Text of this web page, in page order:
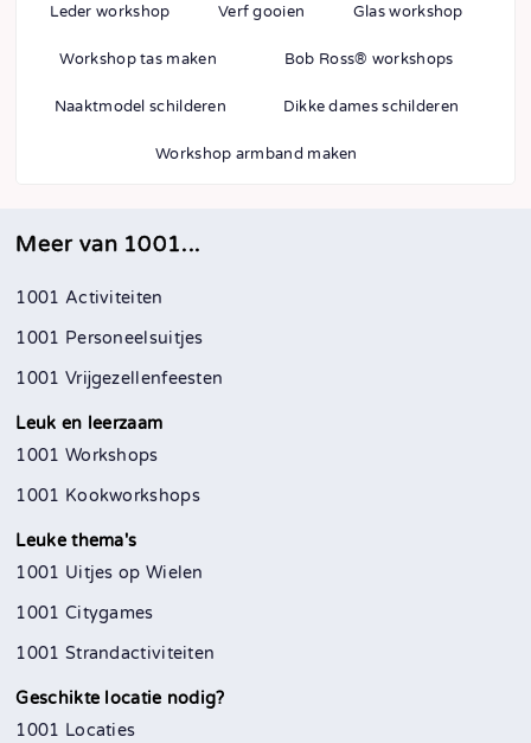
Leder workshop Verf gooien Glas workshop
Workshop tas maken Bob Ross® workshops
Naaktmodel schilderen Dikke dames schilderen
Workshop armband maken
Meer van 1001...
1001 Activiteiten
1001 Personeelsuitjes
1001 Vrijgezellenfeesten
Leuk en leerzaam
1001 Workshops
1001 Kookworkshops
Leuke thema's
1001 Uitjes op Wielen
1001 Citygames
1001 Strandactiviteiten
Geschikte locatie nodig?
1001 Locaties